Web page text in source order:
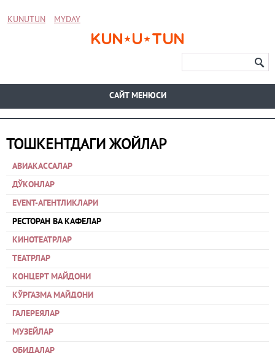
KUNUTUN MYDAY
CАЙТ МЕНЮСИ
ТОШКЕНТДАГИ ЖОЙЛАР
АВИАКАССАЛАР
ДЎКОНЛАР
EVENT-АГЕНТЛИКЛАРИ
РЕСТОРАН ВА КАФЕЛАР
КИНОТЕАТРЛАР
ТЕАТРЛАР
КОНЦЕРТ МАЙДОНИ
КЎРГАЗМА МАЙДОНИ
ГАЛЕРЕЯЛАР
МУЗЕЙЛАР
ОБИДАЛАР